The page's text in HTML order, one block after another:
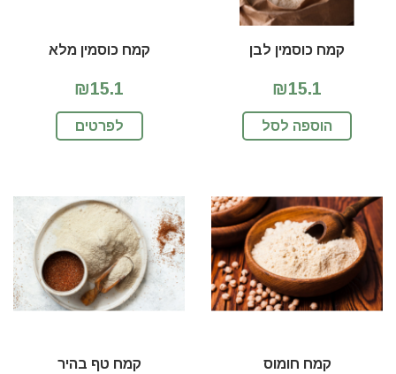
קמח כוסמין לבן
₪15.1
הוספה לסל
קמח כוסמין מלא
₪15.1
לפרטים
קמח חומוס קמח טף בהיר